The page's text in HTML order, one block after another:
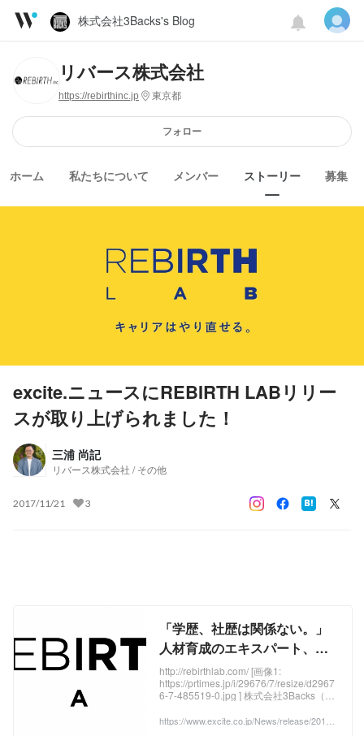
株式会社3Backs's Blog
リバース株式会社
https://rebirthinc.jp 東京都
フォロー
ホーム 私たちについて メンバー ストーリー 募集
excite.ニュースにREBIRTH LABリリー
スが取り上げられました！
三浦 尚記
リバース株式会社 / その他
2017/11/21 3
「学歴、社歴は関係ない。」
人材育成のエキスパート、株
式会社３Backsが【REBIRTH
LAB(リバースラボ)】をリリー
ス (プレスリリース) - エキサイ
トニュース
http://rebirthlab.com/ [画像1:
https://prtimes.jp/i/29676/7/resize/d2967
6-7-485519-0.jpg ] 株式会社3Backs（東
尚記）は、学歴社会からドロップアウト
https://www.excite.co.jp/News/release/20171